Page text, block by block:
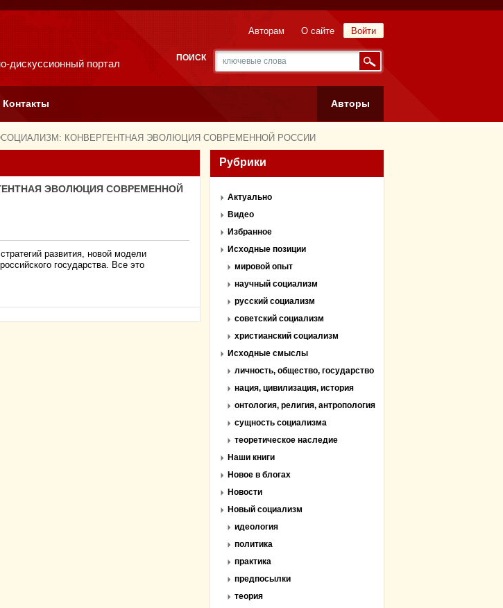
дискуссионный портал
Войти
Авторам О сайте
ПОИСК
Контакты Авторы
КОНВЕРГЕНТНАЯ ЭВОЛЮЦИЯ СОВРЕМЕННОЙ РОССИИ
ЭВОЛЮЦИЯ СОВРЕМЕННОЙ
развития, новой модели
государства. Все это
Рубрики
Актуально
Видео
Избранное
Исходные позиции
мировой опыт
научный социализм
русский социализм
советский социализм
христианский социализм
Исходные смыслы
личность, общество, государство
нация, цивилизация, история
онтология, религия, антропология
сущность социализма
теоретическое наследие
Наши книги
Новое в блогах
Новости
Новый социализм
идеология
политика
практика
предпосылки
теория